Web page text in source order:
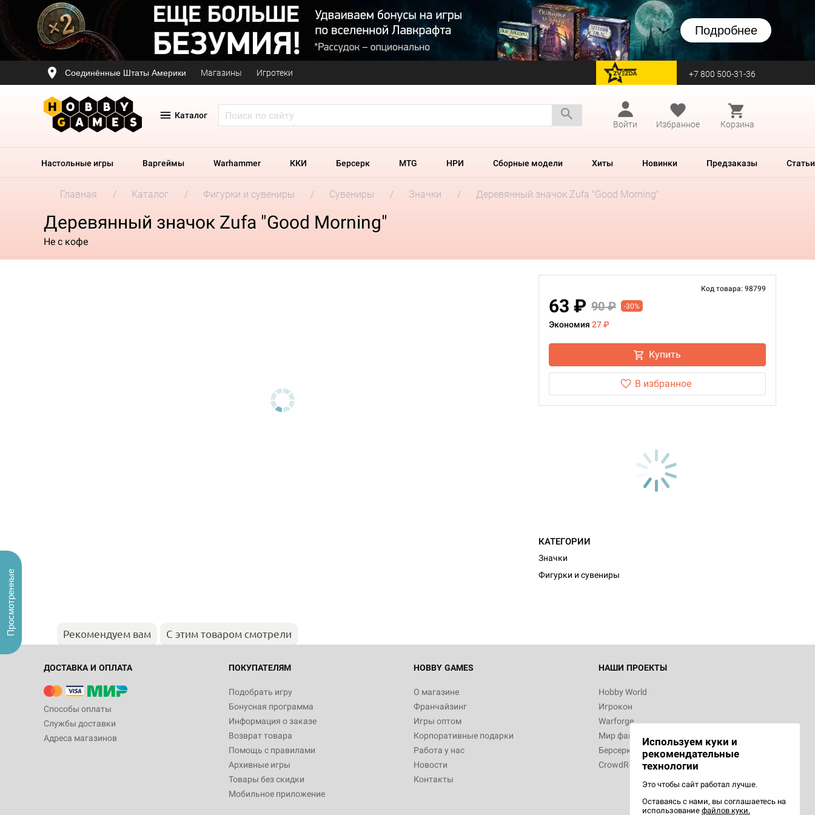
Подробнее
Соединённые Штаты Америки Магазины Игротеки перейти на Zvezda +7 800 500-31-36
Каталог
Войти
Избранное Корзина
Настольные игры Варгеймы Warhammer ККИ Берсерк MTG НРИ Сборные модели Хиты Новинки Предзаказы Статьи
Главная Каталог Фигурки и сувениры Сувениры Значки Деревянный значок Zufa "Good Morning"
Деревянный значок Zufa "Good Morning"
Не с кофе
Код товара: 98799
63 ₽ 90 ₽ -30%
Экономия 27 ₽
Купить
В избранное
КАТЕГОРИИ
Значки
Фигурки и сувениры
Рекомендуем вам С этим товаром смотрели
ДОСТАВКА И ОПЛАТА
Способы оплаты
Службы доставки
Адреса магазинов
ПОКУПАТЕЛЯМ
Подобрать игру
Бонусная программа
Информация о заказе
Возврат товара
Помощь с правилами
Архивные игры
Товары без скидки
Мобильное приложение
HOBBY GAMES
О магазине
Франчайзинг
Игры оптом
Корпоративные подарки
Работа у нас
Новости
Контакты
НАШИ ПРОЕКТЫ
Hobby World
Игрокон
Warforge
Мир фантастики
Берсерк
CrowdRepublic
Используем куки и
рекомендательные
технологии
Это чтобы сайт работал лучше.
Оставаясь с нами, вы соглашаетесь на
использование файлов куки.
Просмотренные
Настольная игра Hobby World Журнал
"Мир фантастики. Спецвыпуск: Братья
империи: Боевая тревога
799
Настольная игра Hobby World Сумерки
империи. Четвёртая редакция: Грозовой
Рубеж
12 990